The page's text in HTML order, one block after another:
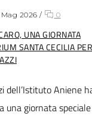
2026 / 0
UNA GIORNATA
SANTA CECILIA
dell’Istituto Aniene
una giornata